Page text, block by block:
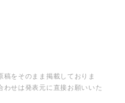
をそのまま掲載しておりま
わせは発表元に直接お願いいた